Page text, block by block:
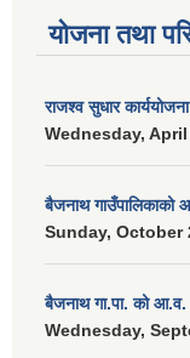
योजना तथा
राजश्व सुधार
Wednesday,
बैजनाथ
Sunday, October
बैजनाथ गा.पा. को आ.व.
Wednesday,